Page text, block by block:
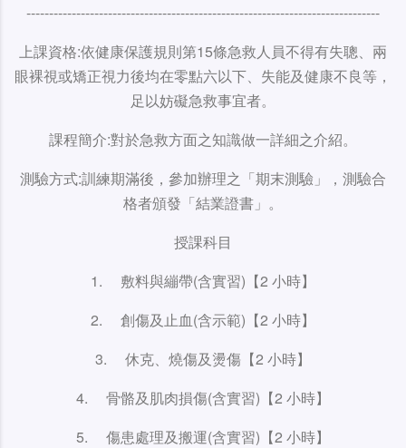
------------------------------------------------------------------------------
上課資格:依健康保護規則第15條急救人員不得有失聰、兩
眼裸視或矯正視力後均在零點六以下、失能及健康不良等，
足以妨礙急救事宜者。
課程簡介:對於急救方面之知識做一詳細之介紹。
測驗方式:訓練期滿後，參加辦理之「期末測驗」，測驗合
格者頒發「結業證書」。
授課科目
1. 敷料與繃帶(含實習)【2 小時】
2. 創傷及止血(含示範)【2 小時】
3. 休克、燒傷及燙傷【2 小時】
4. 骨骼及肌肉損傷(含實習)【2 小時】
5. 傷患處理及搬運(含實習)【2 小時】